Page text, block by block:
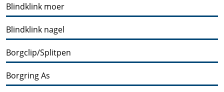
Blindklink moer
Blindklink nagel
Borgclip/Splitpen
Borgring As